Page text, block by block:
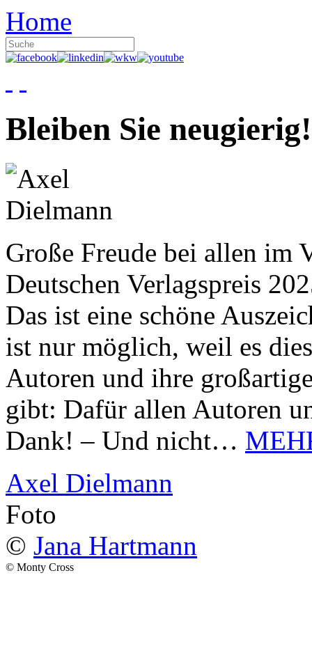
Home
Bleiben Sie neugierig!
Große Freude bei allen im
Deutschen Verlagspreis
Das ist eine schöne
ist nur möglich, weil es
Autoren und ihre
gibt: Dafür allen Autoren
Dank! – Und nicht…
Axel Dielmann
Foto
© Jana Hartmann
© Monty Cross